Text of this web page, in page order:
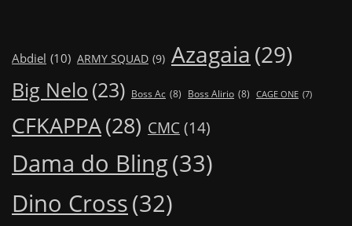
Abdiel (10) ARMY SQUAD (9) Azagaia (29)
Big Nelo (23) Boss Ac (8) Boss Alirio (8) CAGE ONE (7)
CFKAPPA(28) CMC (14)
Dama do Bling(33)
Dino Cross(32)